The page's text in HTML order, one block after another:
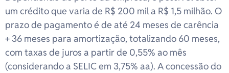
um crédito que varia de R$ 200 mil a R$ 1,5 milhão. O
prazo de pagamento é de até 24 meses de carência
+ 36 meses para amortização, totalizando 60 meses,
com taxas de juros a partir de 0,55% ao mês
(considerando a SELIC em 3,75% aa). A concessão do